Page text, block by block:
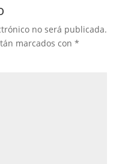
no será publicada.
marcados con *